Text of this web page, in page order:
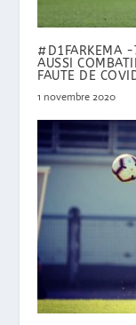
#D1FARKEMA
AUSSI
FAUTE DE
1 novembre 2020